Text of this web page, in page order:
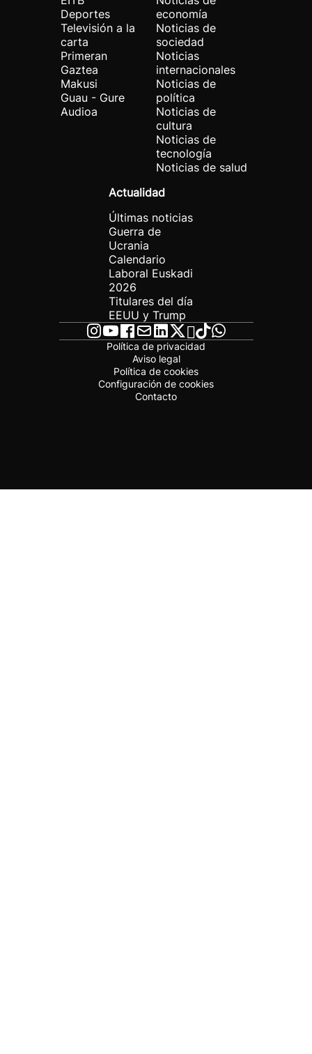
Deportes
Televisión a la
carta
Primeran
Gaztea
Makusi
Guau - Gure
Audioa
economía
Noticias de
sociedad
Noticias
internacionales
Noticias de
política
Noticias de
cultura
Noticias de
tecnología
Noticias de salud
Actualidad
Últimas noticias
Guerra de
Ucrania
Calendario
Laboral Euskadi
2026
Titulares del día
EEUU y Trump
Política de privacidad
Aviso legal
Política de cookies
Configuración de cookies
Contacto